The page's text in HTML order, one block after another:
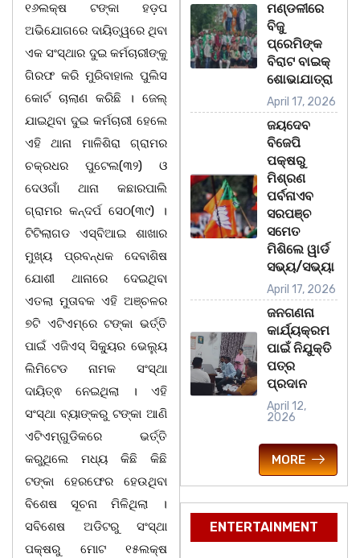
୧୬ଲକ୍ଷ ଟଙ୍କା ହଡ଼ପ
ଅଭିଯୋଗରେ ଦାୟିତ୍ୱରେ ଥିବା
ଏକ ସଂସ୍ଥାର ଦୁଇ କର୍ମଚାରୀଙ୍କୁ
ଗିରଫ କରି ମୁରିବାହାଲ ପୁଲିସ
କୋର୍ଟ ଚାଲାଣ କରିଛି । ଜେଲ୍
ଯାଇଥିବା ଦୁଇ କର୍ମଚାରୀ ହେଲେ
ଏହି ଥାନା ମାଳିଶିରା ଗ୍ରାମର
ଚକ୍ରଧର ପୁଟେଲ(୩୨) ଓ
ଦେଓଗାଁ ଥାନା କଛାରପାଲି
ଗ୍ରାମର କନ୍ଦର୍ପ ସେଠ(୩୯) ।
ଟିଟିଲାଗଡ ଏସ୍‌ବିଆଇ ଶାଖାର
ମୁଖ୍ୟ ପ୍ରବନ୍ଧକ ଦେବାଶିଷ
ଯୋଶୀ ଥାନାରେ ଦେଇଥିବା
ଏତଲା ମୁତାବକ ଏହି ଅଞ୍ଚଳର
୭ଟି ଏଟିଏମ୍‌ରେ ଟଙ୍କା ଭର୍ତ୍ତି
ପାଇଁ ଏଜିଏସ୍‌ ସିକ୍ୟୁର ଭେଲ୍ୟୁ
ଲିମିଟେଡ ନାମକ ସଂସ୍ଥା
ଦାୟିତ୍ଵ ନେଇଥିଲା । ଏହି
ସଂସ୍ଥା ବ୍ୟାଙ୍କରୁ ଟଙ୍କା ଆଣି
ଏଟିଏମ୍‌ଗୁଡିକରେ ଭର୍ତ୍ତି
କରୁଥିଲେ ମଧ୍ୟ କିଛି କିଛି
ଟଙ୍କା ହେରଫେର ହେଉଥିବା
ବିଶେଷ ସୂଚନା ମିଳିଥିଲା ।
ସବିଶେଷ ଅଡିଟରୁ ସଂସ୍ଥା
ପକ୍ଷରୁ ମୋଟ ୧୫ଲକ୍ଷ
ମଣ୍ଡଳୀରେ
ବିଜୁ
ପ୍ରେମିଙ୍କ
ବିରାଟ ବାଇକ୍
ଶୋଭାଯାତ୍ରା
April 17, 2026
ଜୟଦେବ
ବିଜେପି
ପକ୍ଷରୁ
ମିଶ୍ରଣ
ପର୍ବନାଏବ
ସରପଞ୍ଚ
ସମେତ
ମିଶିଲେ ୱାର୍ଡ
ସଭ୍ୟ/ସଭ୍ୟା
April 17, 2026
ଜନଗଣନା
କାର୍ଯ୍ୟକ୍ରମ
ପାଇଁ ନିଯୁକ୍ତି
ପତ୍ର
ପ୍ରଦାନ
April 12,
2026
MORE
ENTERTAINMENT